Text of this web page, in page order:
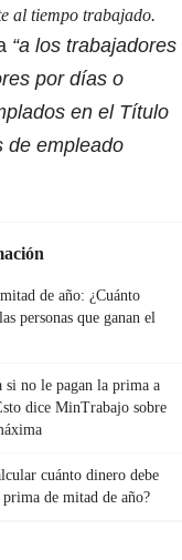
al tiempo trabajado.
“a los trabajadores
por días o
en el Título
de empleado
de año: ¿Cuánto
personas que ganan el
si no le pagan la prima a
dice MinTrabajo sobre
cuánto dinero debe
de mitad de año?